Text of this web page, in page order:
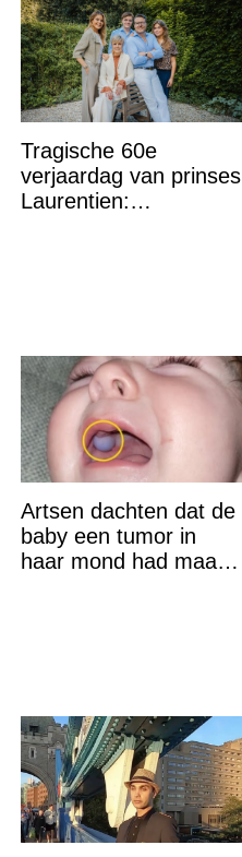
Tragische 60e
verjaardag van prinses
Laurentien:
Artsen dachten dat de
baby een tumor in
haar mond had maar